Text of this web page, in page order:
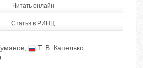
Читать онлайн
Статья в РИНЦ
,
Т. В. Капелько